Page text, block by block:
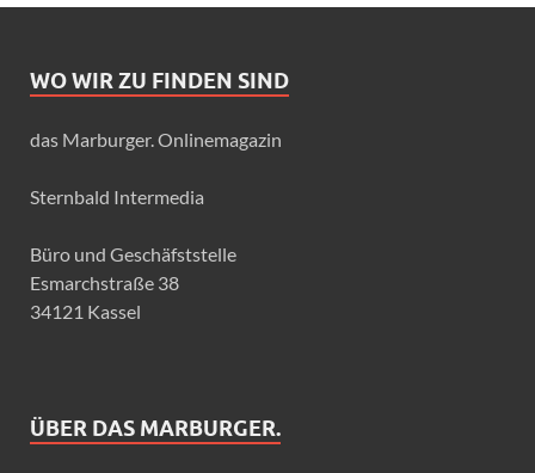
WO WIR ZU FINDEN SIND
das Marburger. Onlinemagazin
Sternbald Intermedia
Büro und Geschäfststelle
Esmarchstraße 38
34121 Kassel
ÜBER DAS MARBURGER.